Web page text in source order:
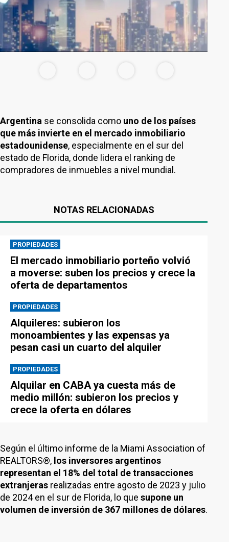
Argentina se consolida como uno de los países
que más invierte en el mercado inmobiliario
estadounidense, especialmente en el sur del
estado de Florida, donde lidera el ranking de
compradores de inmuebles a nivel mundial.
NOTAS RELACIONADAS
PROPIEDADES
El mercado inmobiliario porteño volvió
a moverse: suben los precios y crece la
oferta de departamentos
PROPIEDADES
Alquileres: subieron los
monoambientes y las expensas ya
pesan casi un cuarto del alquiler
PROPIEDADES
Alquilar en CABA ya cuesta más de
medio millón: subieron los precios y
crece la oferta en dólares
Según el último informe de la Miami Association of
REALTORS®, los inversores argentinos
representan el 18% del total de transacciones
extranjeras realizadas entre agosto de 2023 y julio
de 2024 en el sur de Florida, lo que supone un
volumen de inversión de 367 millones de dólares.